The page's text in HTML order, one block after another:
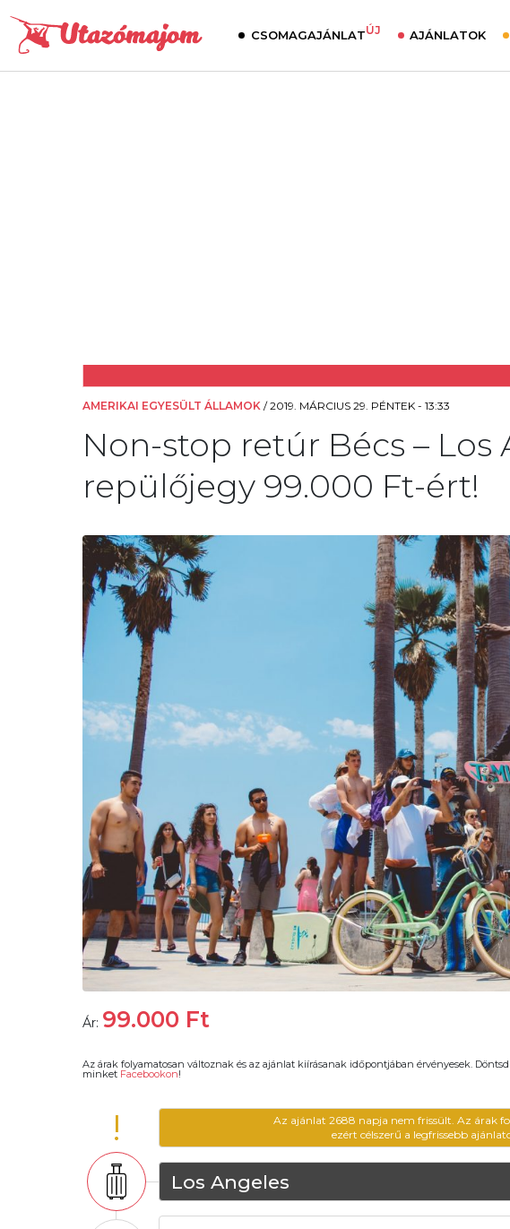
CSOMAGAJÁNLATÚJ AJÁNLATOK
AMERIKAI EGYESÜLT ÁLLAMOK /2019. MÁRCIUS 29. PÉNTEK - 13:33
Non-stop retúr Bécs – Los
repülőjegy 99.000 Ft-ért!
Ár: 99.000 Ft
Az árak folyamatosan változnak és az ajánlat kiírásanak időpontjában érvényesek.
minket Facebookon!
!
Az ajánlat 2688 napja nem frissült. Az árak
ezért célszerű a legfrissebb
Los Angeles